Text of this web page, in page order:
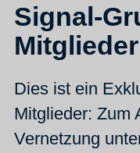
Signal-
Mitglieder
Dies ist ein
Mitglieder: Zum
Vernetzung